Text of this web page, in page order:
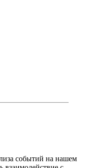
событий на нашем